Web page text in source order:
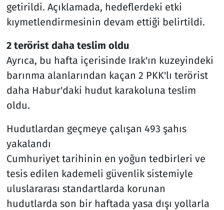
getirildi. Açıklamada, hedeflerdeki etki
kıymetlendirmesinin devam ettiği belirtildi.
2 terörist daha teslim oldu
Ayrıca, bu hafta içerisinde Irak'ın kuzeyindeki
barınma alanlarından kaçan 2 PKK'lı terörist
daha Habur'daki hudut karakoluna teslim
oldu.
Hudutlardan geçmeye çalışan 493 şahıs
yakalandı
Cumhuriyet tarihinin en yoğun tedbirleri ve
tesis edilen kademeli güvenlik sistemiyle
uluslararası standartlarda korunan
hudutlarda son bir haftada yasa dışı yollarla